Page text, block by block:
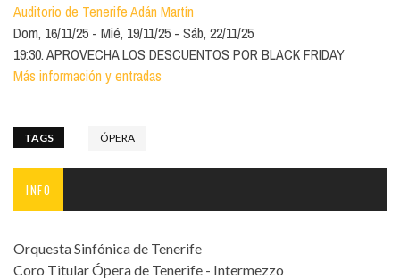
Auditorio de Tenerife Adán Martín
Dom, 16/11/25
Mié, 19/11/25
Sáb, 22/11/25
19:30. APROVECHA LOS DESCUENTOS POR BLACK FRIDAY
Más información y entradas
TAGS ÓPERA
INFO
Orquesta Sinfónica de Tenerife
Coro Titular Ópera de Tenerife - Intermezzo